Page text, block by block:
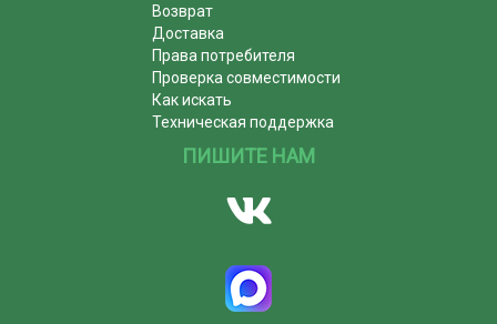
Возврат
Доставка
Права потребителя
Проверка совместимости
Как искать
Техническая поддержка
ПИШИТЕ НАМ